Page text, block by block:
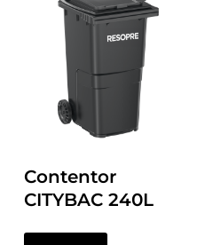
Contentor
CITYBAC 240L